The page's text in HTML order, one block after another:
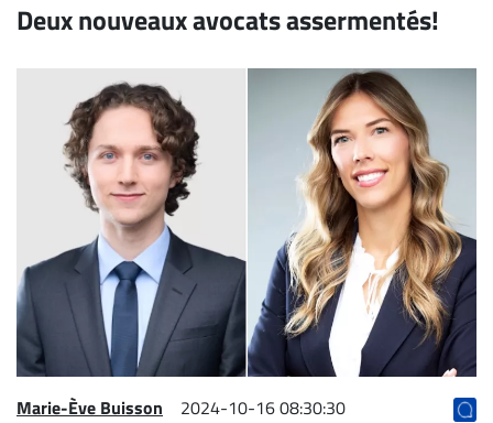
Continu
Bureaux
Conseillers
Juridiques
Campus
Carrière
Archives
CARRIÈRE
ET
EMPLOIS
Deux nouveaux avocats assermentés!
Marie-Ève Buisson 2024-10-16 08:30:30